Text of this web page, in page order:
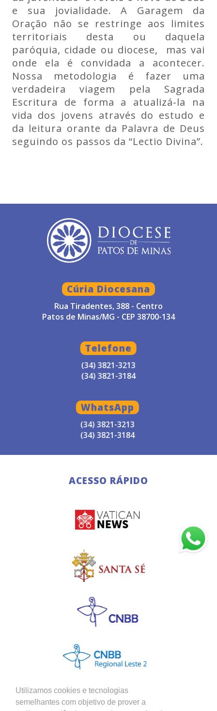
Utilizamos cookies e tecnologias
semelhantes com objetivo de prover a
e sua jovialidade. A Garagem da
Oração não se restringe aos limites
territoriais desta ou daquela
paróquia, cidade ou diocese, mas vai
onde ela é convidada a acontecer.
Nossa metodologia é fazer uma
verdadeira viagem pela Sagrada
Escritura de forma a atualizá-la na
vida dos jovens através do estudo e
da leitura orante da Palavra de Deus
seguindo os passos da “Lectio Divina”.
Cúria Diocesana
Rua Tiradentes, 388 - Centro
Patos de Minas/MG - CEP 38700-134
Telefone
(34) 3821-3213
(34) 3821-3184
WhatsApp
(34) 3821-3213
(34) 3821-3184
ACESSO RÁPIDO